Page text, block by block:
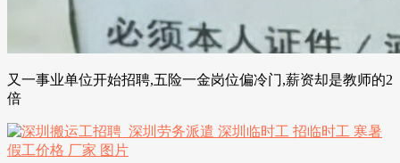
又一事业单位开始招聘,五险一金岗位偏冷门,薪资却是教师的2
倍